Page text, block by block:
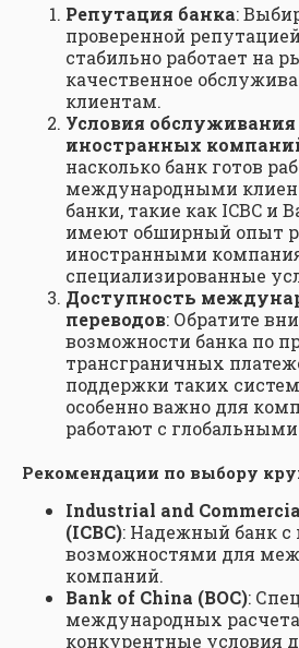
Репутация банка:
проверенной
стабильно работает на
качественное
клиентам.
Условия обслуживания
иностранных
насколько банк готов
международными
банки, такие как ICBC и
имеют обширный опыт
иностранными
специализированные
Доступность
переводов: Обратите
возможности банка по
трансграничных
поддержки таких
особенно важно для
работают с
Рекомендации по выбору
Industrial and
(ICBC): Надежный банк
возможностями для
компаний.
Bank of China (BOC):
международных
конкурентные условия